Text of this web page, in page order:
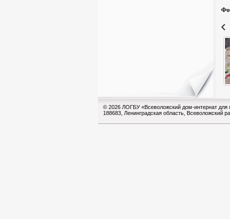
© 2026 ЛОГБУ «Всеволожский дом-интернат для
188683, Ленинградская область, Всеволожский